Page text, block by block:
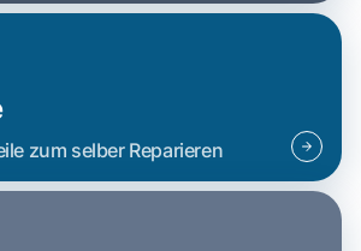
zum selber Reparieren